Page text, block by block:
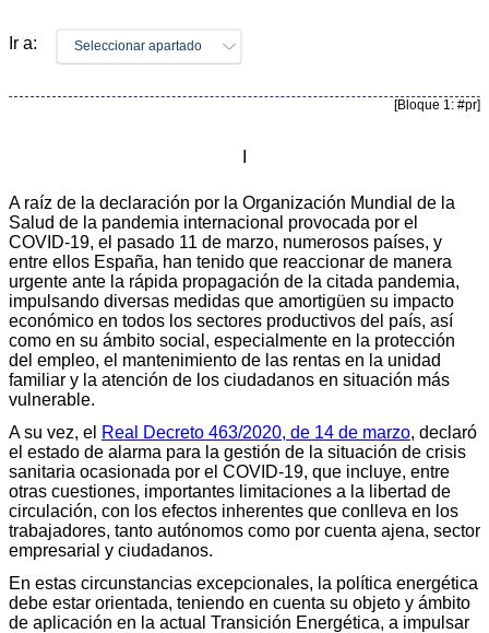
Ir a: Seleccionar apartado
[Bloque 1: #pr]
A raíz de la declaración por la Organización Mundial de la
Salud de la pandemia internacional provocada por el
COVID-19, el pasado 11 de marzo, numerosos países, y
entre ellos España, han tenido que reaccionar de manera
urgente ante la rápida propagación de la citada pandemia,
impulsando diversas medidas que amortigüen su impacto
económico en todos los sectores productivos del país, así
como en su ámbito social, especialmente en la protección
del empleo, el mantenimiento de las rentas en la unidad
familiar y la atención de los ciudadanos en situación más
vulnerable.
A su vez, el Real Decreto 463/2020, de 14 de marzo, declaró
el estado de alarma para la gestión de la situación de crisis
sanitaria ocasionada por el COVID-19, que incluye, entre
otras cuestiones, importantes limitaciones a la libertad de
circulación, con los efectos inherentes que conlleva en los
trabajadores, tanto autónomos como por cuenta ajena, sector
empresarial y ciudadanos.
En estas circunstancias excepcionales, la política energética
debe estar orientada, teniendo en cuenta su objeto y ámbito
de aplicación en la actual Transición Energética, a impulsar